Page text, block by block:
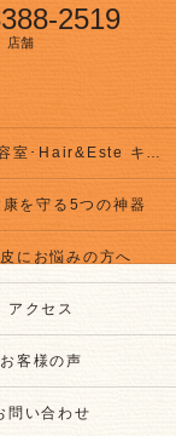
2519
店舗
中野区の美容室･Hair&Este キャロットの評判
を守る5つの神器
にお悩みの方へ
アクセス
お客様の声
問い合わせ